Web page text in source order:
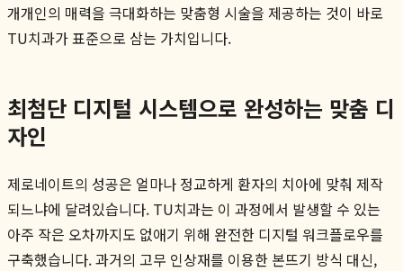
개개인의 매력을 극대화하는 맞춤형 시술을 제공하는 것이 바로
TU치과가 표준으로 삼는 가치입니다.
최첨단 디지털 시스템으로 완성하는 맞춤 디
자인
제로네이트의 성공은 얼마나 정교하게 환자의 치아에 맞춰 제작
되느냐에 달려있습니다. TU치과는 이 과정에서 발생할 수 있는
아주 작은 오차까지도 없애기 위해 완전한 디지털 워크플로우를
구축했습니다. 과거의 고무 인상재를 이용한 본뜨기 방식 대신,